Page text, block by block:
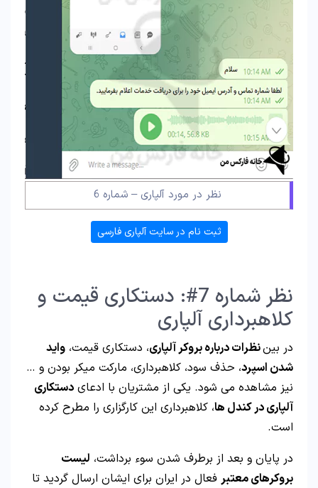
نظر در مورد آلپاری – شماره 6
ثبت نام در سایت آلپاری فارسی
نظر شماره 7#: دستکاری قیمت و
کلاهبرداری آلپاری
در بیننظرات درباره بروکر آلپاری، دستکاری قیمت، واید
شدن اسپرد، حذف سود، کلاهبرداری، مارکت میکر بودن و …
نیز مشاهده می شود. یکی از مشتریان با ادعای دستکاری
آلپاری در کندل ها، کلاهبرداری این کارگزاری را مطرح کرده
است.
در پایان و بعد از برطرف شدن سوء برداشت، لیست
بروکرهای معتبر فعال در ایران برای ایشان ارسال گردید تا